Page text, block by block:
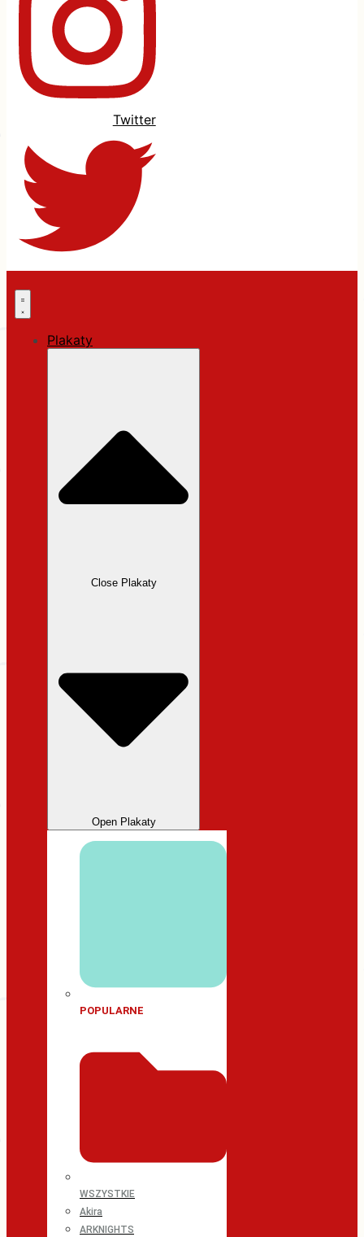
Twitter
Plakaty
Close Plakaty
Open Plakaty
POPULARNE
WSZYSTKIE
Akira
ARKNIGHTS